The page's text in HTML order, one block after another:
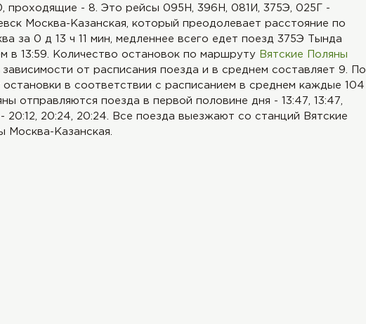
проходящие - 8. Это рейсы 095Н, 396Н, 081И, 375Э, 025Г -
Москва-Казанская, который преодолевает расстояние по
за 0 д 13 ч 11 мин, медленнее всего едет поезд 375Э Тында
в 13:59. Количество остановок по маршруту
Вятские Поляны
от расписания поезда и в среднем составляет 9. По
в соответствии с расписанием в среднем каждые 104
отправляются поезда в первой половине дня - 13:47, 13:47,
20:12, 20:24, 20:24. Все поезда выезжают со станций Вятские
Москва-Казанская.